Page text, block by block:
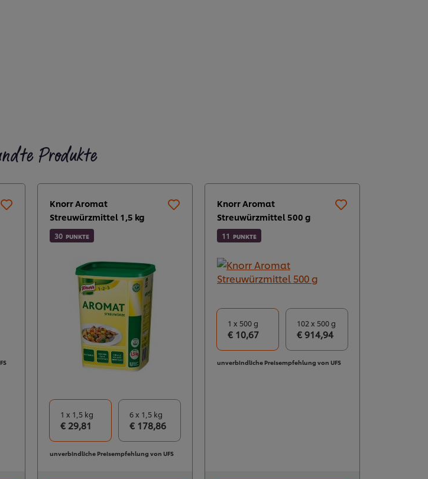
Produkte
Knorr Aromat
Streuwürzmittel 1,5 kg
30 PUNKTE
1 x 1,5 kg
€ 29,81
6 x 1,5 kg
€ 178,86
unverbindliche Preisempfehlung von UFS
Knorr Aromat
Streuwürzmittel 500 g
11 PUNKTE
1 x 500 g
€ 10,67
102 x 500 g
€ 914,94
unverbindliche Preisempfehlung von UFS